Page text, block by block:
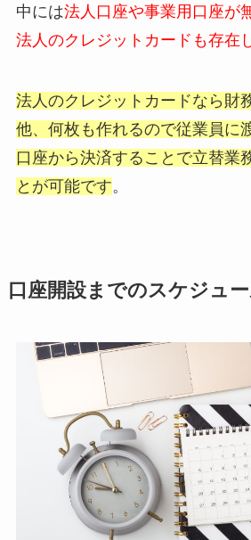
中には法人口座や事業用口座が
法人のクレジットカードも存在
法人のクレジットカードなら財
他、何枚も作れるので従業員に
口座から決済することで立替業
とが可能です。
口座開設までのスケジュ